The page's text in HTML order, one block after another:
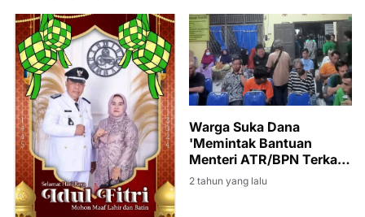
Warga Suka Dana
'Memintak Bantuan
Menteri ATR/BPN Terkait
Masalah Tanah Desa
2 tahun yang lalu